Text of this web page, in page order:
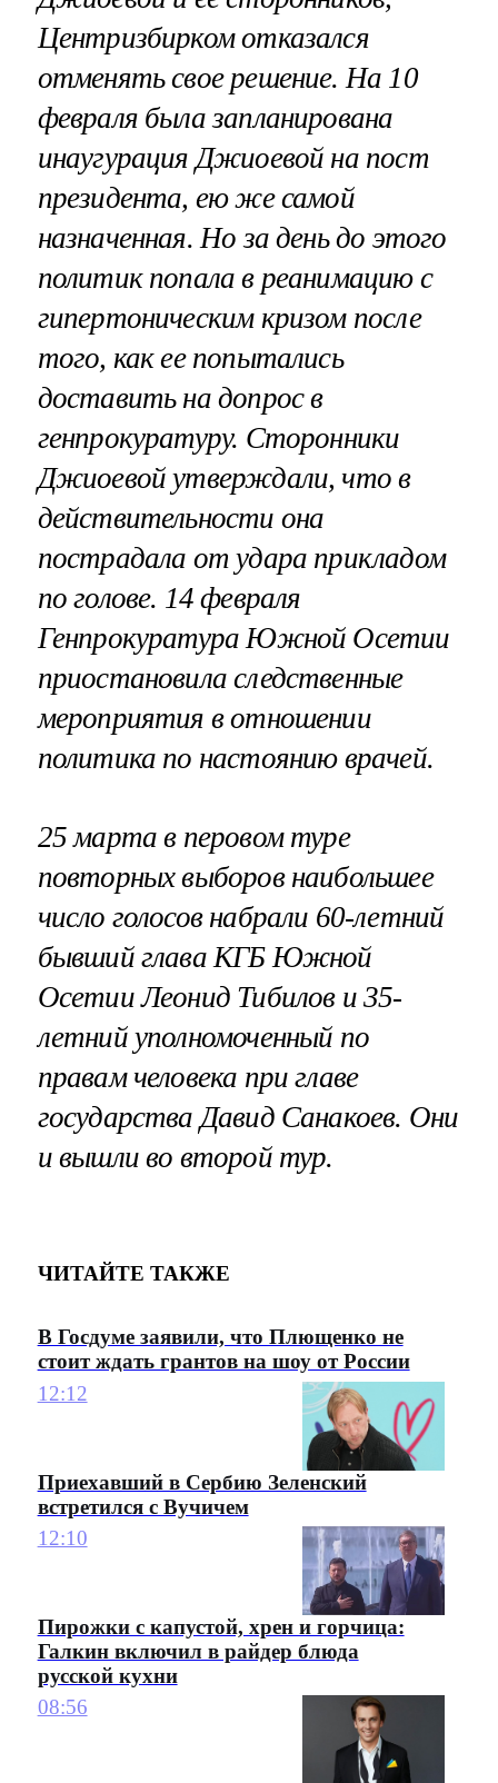
Центризбирком отказался
отменять свое решение. На 10
февраля была запланирована
инаугурация Джиоевой на пост
президента, ею же самой
назначенная. Но за день до этого
политик попала в реанимацию с
гипертоническим кризом после
того, как ее попытались
доставить на допрос в
генпрокуратуру. Сторонники
Джиоевой утверждали, что в
действительности она
пострадала от удара прикладом
по голове. 14 февраля
Генпрокуратура Южной Осетии
приостановила следственные
мероприятия в отношении
политика по настоянию врачей.
25 марта в перовом туре
повторных выборов наибольшее
число голосов набрали 60-летний
бывший глава КГБ Южной
Осетии Леонид Тибилов и 35-
летний уполномоченный по
правам человека при главе
государства Давид Санакоев. Они
и вышли во второй тур.
ЧИТАЙТЕ ТАКЖЕ
В Госдуме заявили, что Плющенко не
стоит ждать грантов на шоу от России
12:12
Приехавший в Сербию Зеленский
встретился с Вучичем
12:10
Пирожки с капустой, хрен и горчица:
Галкин включил в райдер блюда
русской кухни
08:56